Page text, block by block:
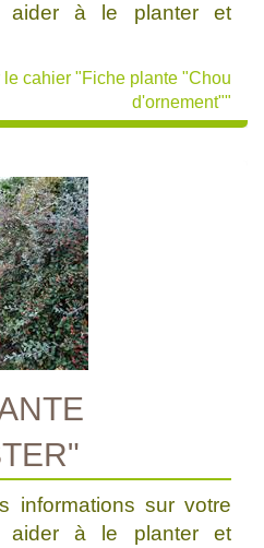
aider à le planter et
cahier "Fiche plante "Chou
d'ornement""
informations sur votre
aider à le planter et